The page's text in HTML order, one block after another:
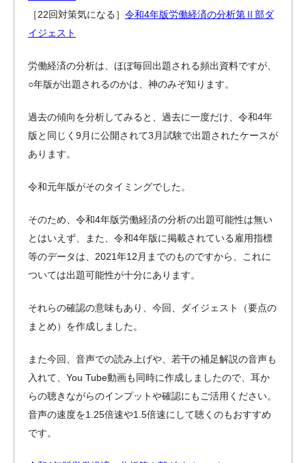
［22回対策気になる］ 令和4年版労働経済の分析第Ⅱ部ダ
イジェスト
労働経済の分析は、ほぼ毎回出題される頻出資料ですが、
○年版が出題されるのかは、神のみぞ知ります。
過去の傾向を分析してみると、過去に一度だけ、令和4年
版と同じく9月に公開されて3月試験で出題されたケースが
あります。
令和元年版がそのタイミングでした。
そのため、令和4年版労働経済の分析の出題可能性は無い
とはいえず、また、令和4年版に掲載されている雇用指標
等のデータは、2021年12月までのものですから、これに
ついては出題可能性が十分にあります。
それらの確認の意味もあり、今回、ダイジェスト（要点の
まとめ）を作成しました。
また今回、音声での読み上げや、若干の補足解説の音声も
入れて、You Tube動画も同時に作成しましたので、耳か
らの聴きながらのインプットや確認にもご活用ください。
音声の速度を1.25倍速や1.5倍速にして聴くのもおすすめ
です。